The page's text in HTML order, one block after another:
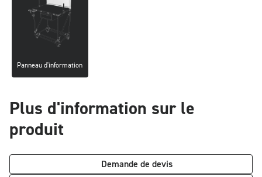
durablement l’organisation, la réactivité et la performance des
Panneau d'information
Plus d'information sur le
produit
Demande de devis